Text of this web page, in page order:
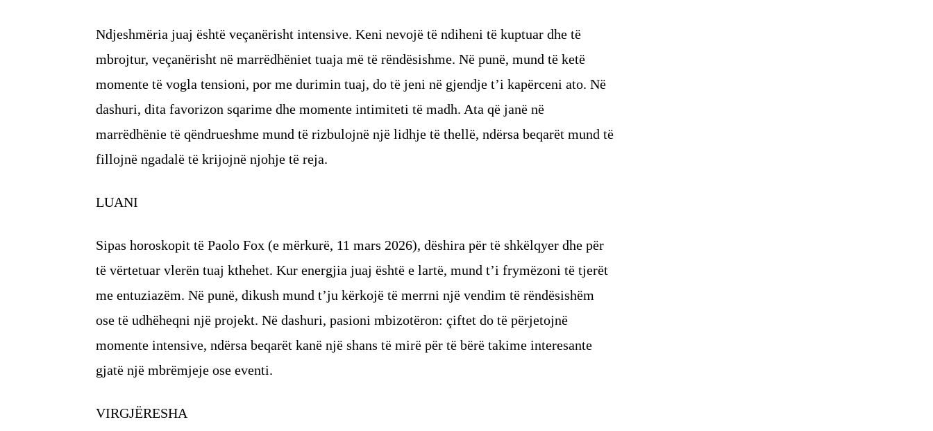
Ndjeshmëria juaj është veçanërisht intensive. Keni nevojë të ndiheni të kuptuar dhe të
mbrojtur, veçanërisht në marrëdhëniet tuaja më të rëndësishme. Në punë, mund të ketë
momente të vogla tensioni, por me durimin tuaj, do të jeni në gjendje t’i kapërceni ato. Në
dashuri, dita favorizon sqarime dhe momente intimiteti të madh. Ata që janë në
marrëdhënie të qëndrueshme mund të rizbulojnë një lidhje të thellë, ndërsa beqarët mund të
fillojnë ngadalë të krijojnë njohje të reja.
LUANI
Sipas horoskopit të Paolo Fox (e mërkurë, 11 mars 2026), dëshira për të shkëlqyer dhe për
të vërtetuar vlerën tuaj kthehet. Kur energjia juaj është e lartë, mund t’i frymëzoni të tjerët
me entuziazëm. Në punë, dikush mund t’ju kërkojë të merrni një vendim të rëndësishëm
ose të udhëheqni një projekt. Në dashuri, pasioni mbizotëron: çiftet do të përjetojnë
momente intensive, ndërsa beqarët kanë një shans të mirë për të bërë takime interesante
gjatë një mbrëmjeje ose eventi.
VIRGJËRESHA